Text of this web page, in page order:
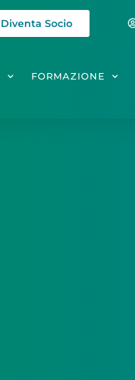
Diventa Socio
FORMAZIONE